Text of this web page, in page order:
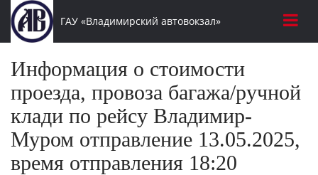
ГАУ «Владимирский автовокзал»
Информация о стоимости
проезда, провоза багажа/ручной
клади по рейсу Владимир-
Муром отправление 13.05.2025,
время отправления 18:20